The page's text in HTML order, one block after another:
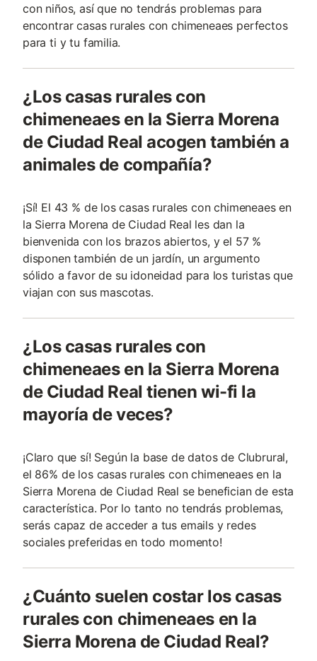
con niños, así que no tendrás problemas para
encontrar casas rurales con chimeneaes perfectos
para ti y tu familia.
¿Los casas rurales con
chimeneaes en la Sierra Morena
de Ciudad Real acogen también a
animales de compañía?
¡Sí! El 43 % de los casas rurales con chimeneaes en
la Sierra Morena de Ciudad Real les dan la
bienvenida con los brazos abiertos, y el 57 %
disponen también de un jardín, un argumento
sólido a favor de su idoneidad para los turistas que
viajan con sus mascotas.
¿Los casas rurales con
chimeneaes en la Sierra Morena
de Ciudad Real tienen wi-fi la
mayoría de veces?
¡Claro que sí! Según la base de datos de Clubrural,
el 86% de los casas rurales con chimeneaes en la
Sierra Morena de Ciudad Real se benefician de esta
característica. Por lo tanto no tendrás problemas,
serás capaz de acceder a tus emails y redes
sociales preferidas en todo momento!
¿Cuánto suelen costar los casas
rurales con chimeneaes en la
Sierra Morena de Ciudad Real?